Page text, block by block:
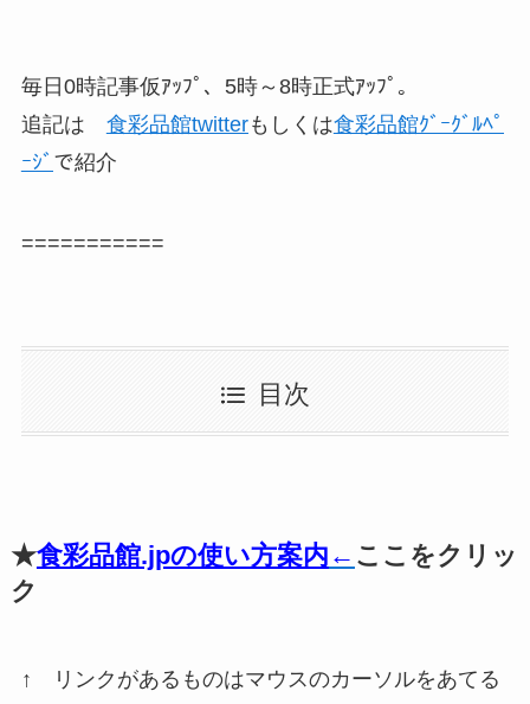
毎日0時記事仮ｱｯﾌﾟ、5時～8時正式ｱｯﾌﾟ。
追記は 食彩品館twitterもしくは食彩品館ｸﾞｰｸﾞﾙﾍﾟ
ｰｼﾞ で紹介
===========
目次
★食彩品館.jpの使い方案内 ← ここをクリッ
ク
↑ リンクがあるものはマウスのカーソルをあてる